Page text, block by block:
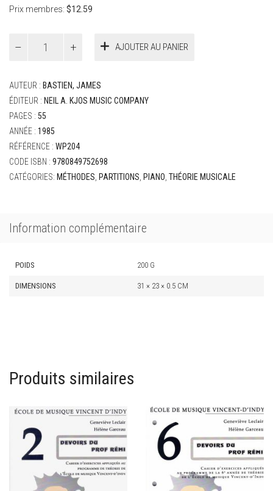
Prix membres: $12.59
de
-
Piano
Basics
Level
4
AJOUTER AU PANIER
AUTEUR : BASTIEN, JAMES
ÉDITEUR : NEIL A. KJOS MUSIC COMPANY
PAGES : 55
ANNÉE : 1985
RÉFÉRENCE : WP204
CODE ISBN : 9780849752698
CATÉGORIES: MÉTHODES PARTITIONS PIANO THÉORIE MUSICALE
Information complémentaire
POIDS 200 G
DIMENSIONS 31 × 23 × 0.5 CM
Produits similaires